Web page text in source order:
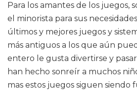
Para los amantes de los juegos,
el minorista para sus
últimos y mejores juegos y
más antiguos a los que aún
entero le gusta divertirse y
han hecho sonreír a muchos
mas estos juegos siguen siendo